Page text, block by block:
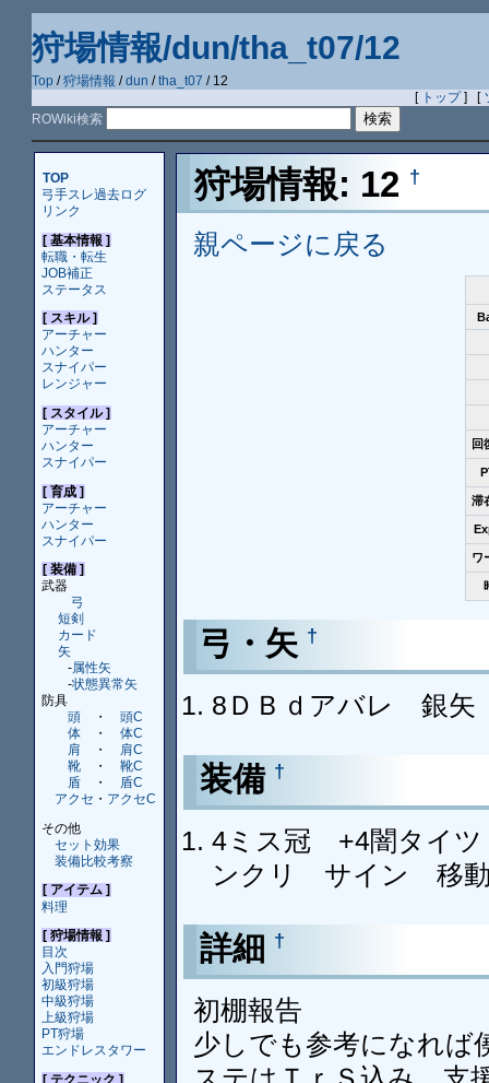
狩場情報/dun/tha_t07/12
Top /狩場情報 /dun /tha_t07 / 12
[ トップ] [
ROWiki検索
TOP
弓手スレ過去ログ
リンク
[ 基本情報 ]
転職・転生
JOB補正
ステータス
[ スキル ]
アーチャー
ハンター
スナイパー
レンジャー
[ スタイル ]
アーチャー
ハンター
スナイパー
[ 育成 ]
アーチャー
ハンター
スナイパー
[ 装備 ]
武器
弓
短剣
カード
矢
-属性矢
-状態異常矢
防具
頭
・
頭C
体
・
体C
肩
・
肩C
靴
・
靴C
盾
・
盾C
アクセ ・ アクセC
その他
セット効果
装備比較考察
[ アイテム ]
料理
[ 狩場情報 ]
目次
入門狩場
初級狩場
中級狩場
上級狩場
PT狩場
エンドレスタワー
[ テクニック ]
狩場情報: 12 †
親ページに戻る
回
滞
ワ
弓・矢 †
8ＤＢｄアバレ 銀
装備 †
4ミス冠 +4闇タイ
ンクリ サイン 移動
詳細 †
初棚報告
少しでも参考になれば